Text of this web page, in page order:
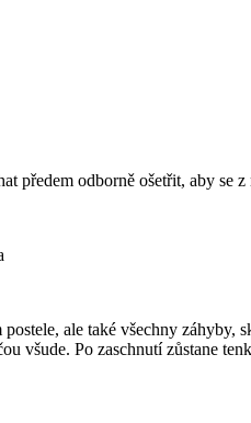
předem odborně ošetřit, aby se
ale také všechny záhyby,
všude. Po zaschnutí zůstane